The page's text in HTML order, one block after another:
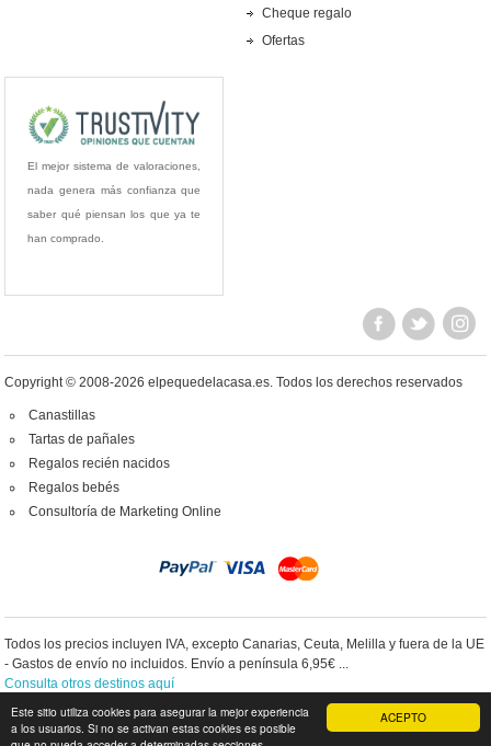
ACEPTO
Este sitio utiliza cookies para asegurar la mejor experiencia
a los usuarios. Si no se activan estas cookies es posible
Cheque regalo
Ofertas
El mejor sistema de valoraciones,
nada genera más confianza que
saber qué piensan los que ya te
han comprado.
Copyright © 2008-2026 elpequedelacasa.es.Todos los derechos reservados
Canastillas
Tartas de pañales
Regalos recién nacidos
Regalos bebés
Consultoría de Marketing Online
Todos los precios incluyen IVA, excepto Canarias, Ceuta, Melilla y fuera de la UE
- Gastos de envío no incluidos. Envío a península 6,95€ ...
Consulta otros destinos aquí
IR A VERSIÓN PC